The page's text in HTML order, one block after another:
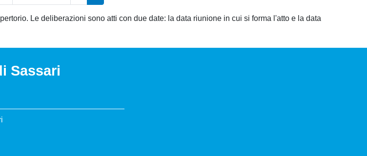
pagina
precedente
Le deliberazioni sono atti con due date: la data riunione in cui si forma l'atto e la data
Sassari